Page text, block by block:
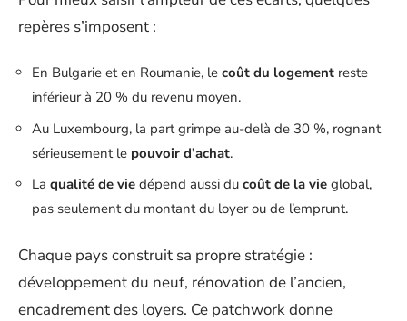
repères s’imposent :
En Bulgarie et en Roumanie, le coût du logement reste
inférieur à 20 % du revenu moyen.
Au Luxembourg, la part grimpe au-delà de 30 %, rognant
sérieusement le pouvoir d’achat.
La qualité de vie dépend aussi du coût de la vie global,
pas seulement du montant du loyer ou de l’emprunt.
Chaque pays construit sa propre stratégie :
développement du neuf, rénovation de l’ancien,
encadrement des loyers. Ce patchwork donne